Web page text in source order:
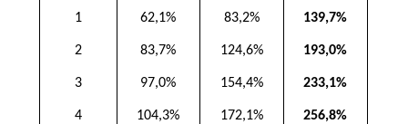
1 62,1% 83,2% 139,7%
2 83,7% 124,6% 193,0%
3 97,0% 154,4% 233,1%
4 104,3% 172,1% 256,8%